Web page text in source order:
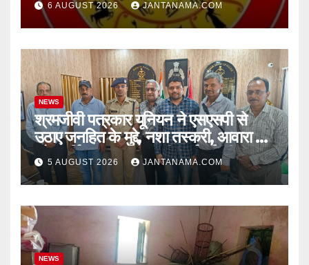
6 AUGUST 2026 JANTANAMA.COM
NEWS
श्रमजीवी पत्रकार यूनियन ने एसएसपी से
उठाए जनहित के मुद्दे, नशा तस्करी, आवारा पशु
और पार्किंग व्यवस्था पर की कार्रवाई की मांग
5 AUGUST 2026 JANTANAMA.COM
NEWS